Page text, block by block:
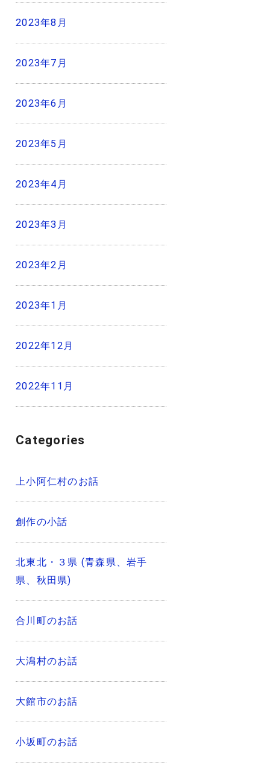
2023年8月
2023年7月
2023年6月
2023年5月
2023年4月
2023年3月
2023年2月
2023年1月
2022年12月
2022年11月
Categories
上小阿仁村のお話
創作の小話
北東北・３県 (青森県、岩手
県、秋田県)
合川町のお話
大潟村のお話
大館市のお話
小坂町のお話